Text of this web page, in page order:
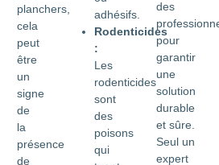
planchers,
cela
peut
être
un
signe
de
la
présence
de
adhésifs.
Rodenticides
:
Les
rodenticides
sont
des
poisons
qui
des
pour
garantir
une
solution
durable
et sûre.
Seul un
expert